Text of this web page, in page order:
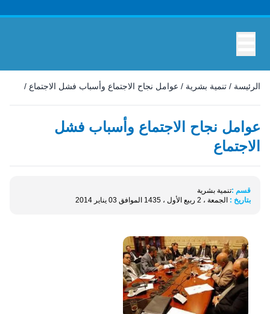
الرئيسة / تنمية بشرية / عوامل نجاح الاجتماع وأسباب فشل الاجتماع /
عوامل نجاح الاجتماع وأسباب فشل
الاجتماع
قسم :تنمية بشرية
بتاريخ : الجمعة ، 2 ربيع الأول ، 1435 الموافق 03 يناير 2014